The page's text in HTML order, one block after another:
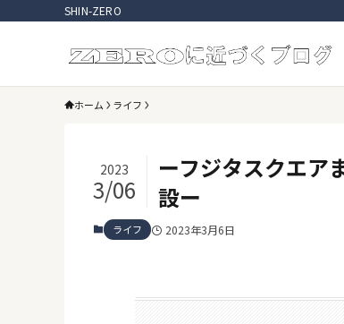
SHIN-ZERO
ホーム ライフ
ーフジタスクエア
設ー
2023
3/06
ライフ 2023年3月6日